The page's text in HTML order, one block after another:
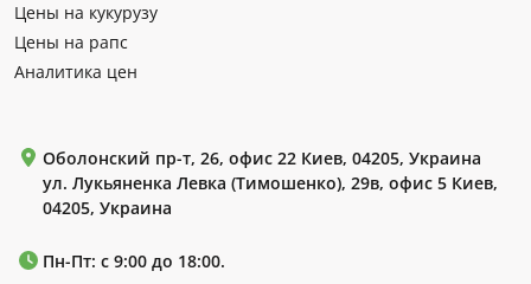
Цены на кукурузу
Цены на рапс
Аналитика цен
Оболонский пр-т, 26, офис 22 Киев, 04205, Украина
ул. Лукьяненка Левка (Тимошенко), 29в, офис 5 Киев,
04205, Украина
Пн-Пт: с 9:00 до 18:00.